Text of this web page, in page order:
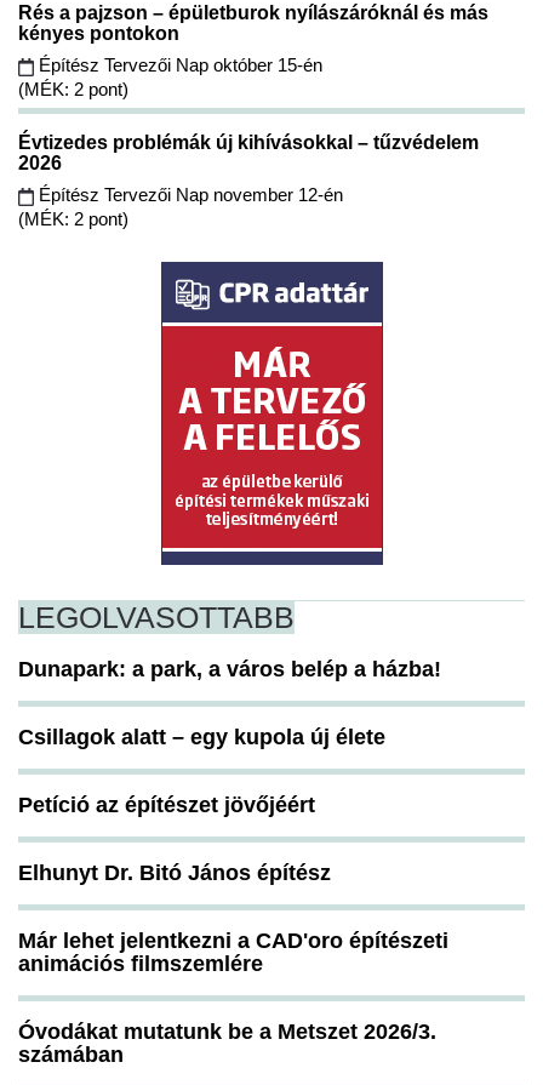
Rés a pajzson – épületburok nyílászáróknál és más
kényes pontokon
Építész Tervezői Nap október 15-én
(MÉK: 2 pont)
Évtizedes problémák új kihívásokkal – tűzvédelem
2026
Építész Tervezői Nap november 12-én
(MÉK: 2 pont)
LEGOLVASOTTABB
Dunapark: a park, a város belép a házba!
Csillagok alatt – egy kupola új élete
Petíció az építészet jövőjéért
Elhunyt Dr. Bitó János építész
Már lehet jelentkezni a CAD'oro építészeti
animációs filmszemlére
Óvodákat mutatunk be a Metszet 2026/3.
számában